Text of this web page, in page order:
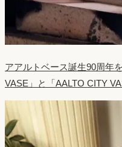
アアルトベース誕生90周年
VASE」と「AALTO CITY